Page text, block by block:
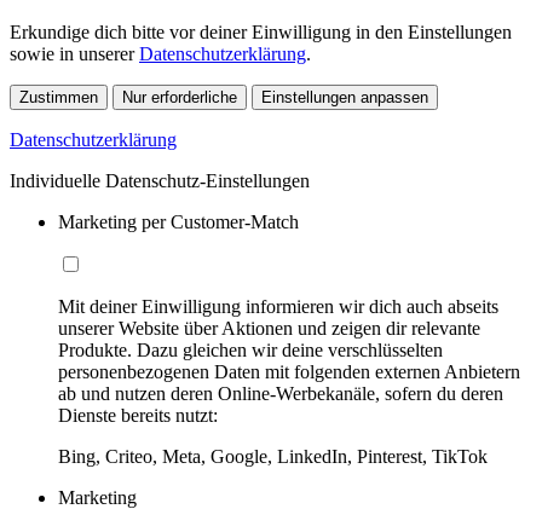
Erkundige dich bitte vor deiner Einwilligung in den Einstellungen
sowie in unsererDatenschutzerklärung.
Zustimmen Nur erforderliche Einstellungen anpassen
Datenschutzerklärung
Individuelle Datenschutz-Einstellungen
Marketing per Customer-Match
Mit deiner Einwilligung informieren wir dich auch abseits
unserer Website über Aktionen und zeigen dir relevante
Produkte. Dazu gleichen wir deine verschlüsselten
personenbezogenen Daten mit folgenden externen Anbietern
ab und nutzen deren Online-Werbekanäle, sofern du deren
Dienste bereits nutzt:
Bing, Criteo, Meta, Google, LinkedIn, Pinterest, TikTok
Marketing